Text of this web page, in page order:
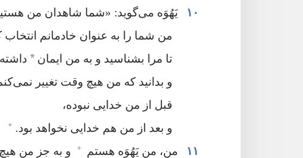
۱۰ یَهُوَه می‌گوید:‏ «شما شاهدان من
من شما را به عنوان خادمانم انتخاب
تا مرا بشناسید و به من ایمان *
و بدانید که من هیچ وقت تغییر
قبل از من خدایی نبوده،‏
و بعد از من هم خدایی نخواهد بود.‏ +
۱۱ من،‏ من یَهُوَه هستم + و به جز من